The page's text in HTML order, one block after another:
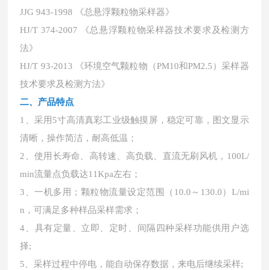
JJG 943-1998 《总悬浮颗粒物采样器》
HJ/T 374-2007 《总悬浮颗粒物采样器技术要求及检测方
法》
HJ/T 93-2013 《环境空气颗粒物（PM10和PM2.5）采样器
技术要求及检测方法》
二、 产品特点
1、采用5寸高清真彩工业级触摸屏，稳定可靠，图文显示
清晰，操作简洁，耐高低温；
2、使用长寿命、高转速、高负载、直流无刷风机，100L/
min流量点负载达11Kpa左右；
3、一机多用；颗粒物流量设定范围（10.0～130.0）L/mi
n，可满足多种样品采样需求；
4、具有定量、立即、定时、间隔四种采样功能供用户选
择;
5、采样过程中停电，能自动保存数据，来电后继续采样;